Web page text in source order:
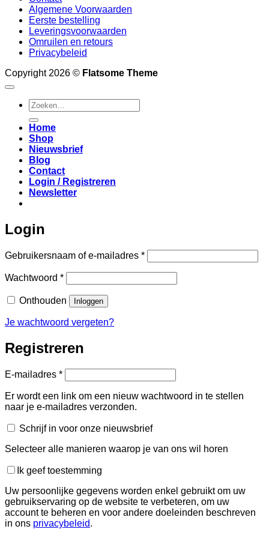
Algemene Voorwaarden
Eerste bestelling
Leveringsvoorwaarden
Omruilen en retours
Privacybeleid
Copyright 2026 © Flatsome Theme
Zoeken
naar:
Home
Shop
Nieuwsbrief
Blog
Contact
Login / Registreren
Newsletter
Login
Gebruikersnaam of e-mailadres *Vereist
Wachtwoord *Vereist
Onthouden Inloggen
Je wachtwoord vergeten?
Registreren
E-mailadres *Vereist
Er wordt een link om een nieuw wachtwoord in te stellen
naar je e-mailadres verzonden.
Schrijf in voor onze nieuwsbrief
Selecteer alle manieren waarop je van ons wil horen
Ik geef toestemming
Uw persoonlijke gegevens worden enkel gebruikt om uw
gebruikservaring op de website te verbeteren, om uw
account te beheren en voor andere doeleinden beschreven
in ons privacybeleid.